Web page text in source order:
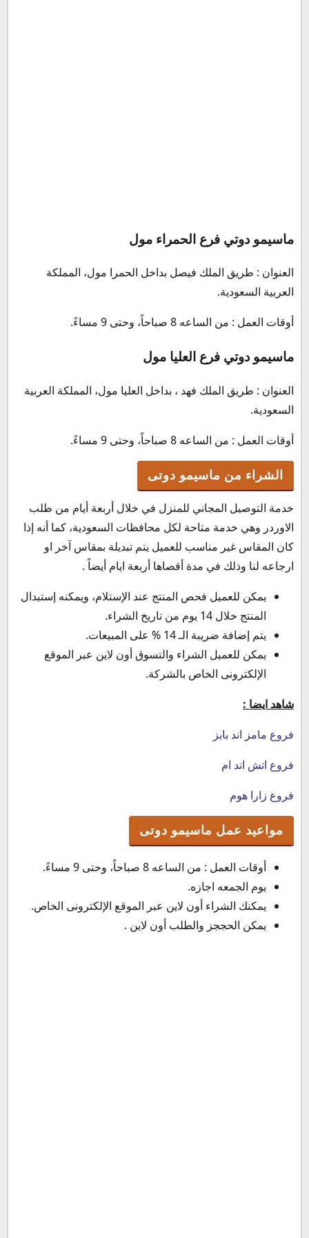
ماسيمو دوتي فرع الحمراء مول
العنوان : طريق الملك فيصل بداخل الحمرا مول، المملكة
العربية السعودية.
أوقات العمل : من الساعه 8 صباحاً، وحتى 9 مساءً.
ماسيمو دوتي فرع العليا مول
العنوان : طريق الملك فهد ، بداخل العليا مول، المملكة العربية
السعودية.
أوقات العمل : من الساعه 8 صباحاً، وحتى 9 مساءً.
الشراء من ماسيمو دوتى
خدمة التوصيل المجاني للمنزل في خلال أربعة أيام من طلب
الاوردر وهي خدمة متاحة لكل محافظات السعودية، كما أنه إذا
كان المقاس غير مناسب للعميل يتم تبديلة بمقاس آخر او
ارجاعه لنا وذلك في مدة أقصاها أربعة ايام أيضاً .
يمكن للعميل فحص المنتج عند الإستلام، ويمكنه إستبدال
المنتج خلال 14 يوم من تاريخ الشراء.
يتم إضافة ضريبة الـ 14 % على المبيعات.
يمكن للعميل الشراء والتسوق أون لاين عبر الموقع
الإلكترونى الخاص بالشركة.
شاهد ايضا :
فروع مامز اند بابز
فروع اتش اند ام
فروع زارا هوم
مواعيد عمل ماسيمو دوتى
أوقات العمل : من الساعه 8 صباحاً، وحتى 9 مساءً.
يوم الجمعه اجازه.
يمكنك الشراء أون لاين عبر الموقع الإلكترونى الخاص.
يمكن الحججز والطلب أون لاين .